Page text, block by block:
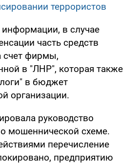
террористов
в случае
часть средств
счет фирмы,
в "ЛНР", которая также
в бюджет
организации.
руководство
мошеннической схеме.
перечисление
предприятию